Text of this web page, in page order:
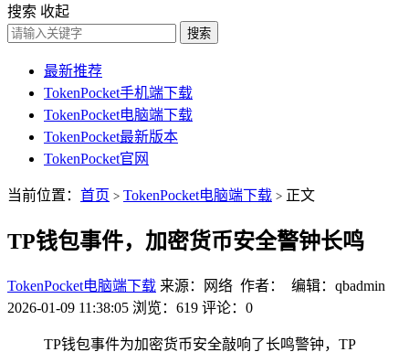
搜索 收起
搜索
最新推荐
TokenPocket手机端下载
TokenPocket电脑端下载
TokenPocket最新版本
TokenPocket官网
当前位置： 首页 > TokenPocket电脑端下载 > 正文
TP钱包事件，加密货币安全警钟长鸣
TokenPocket电脑端下载 来源：网络 作者： 编辑：qbadmin
2026-01-09 11:38:05 浏览：619 评论：0
TP钱包事件为加密货币安全敲响了长鸣警钟，TP